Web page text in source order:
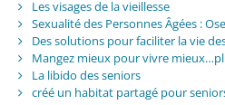
Les visages de la vieillesse
Sexualité des Personnes Âgées :
Des solutions pour faciliter la vie
Mangez mieux pour vivre
La libido des seniors
créé un habitat partagé pour